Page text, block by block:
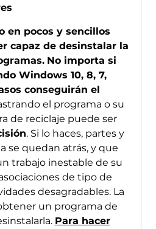
en pocos y sencillos
capaz de desinstalar la
No importa si
Windows 10, 8, 7,
conseguirán el
el programa o su
de reciclaje puede ser
. Si lo haces, partes y
se quedan atrás, y que
trabajo inestable de su
de tipo de
desagradables. La
un programa de
Para hacer